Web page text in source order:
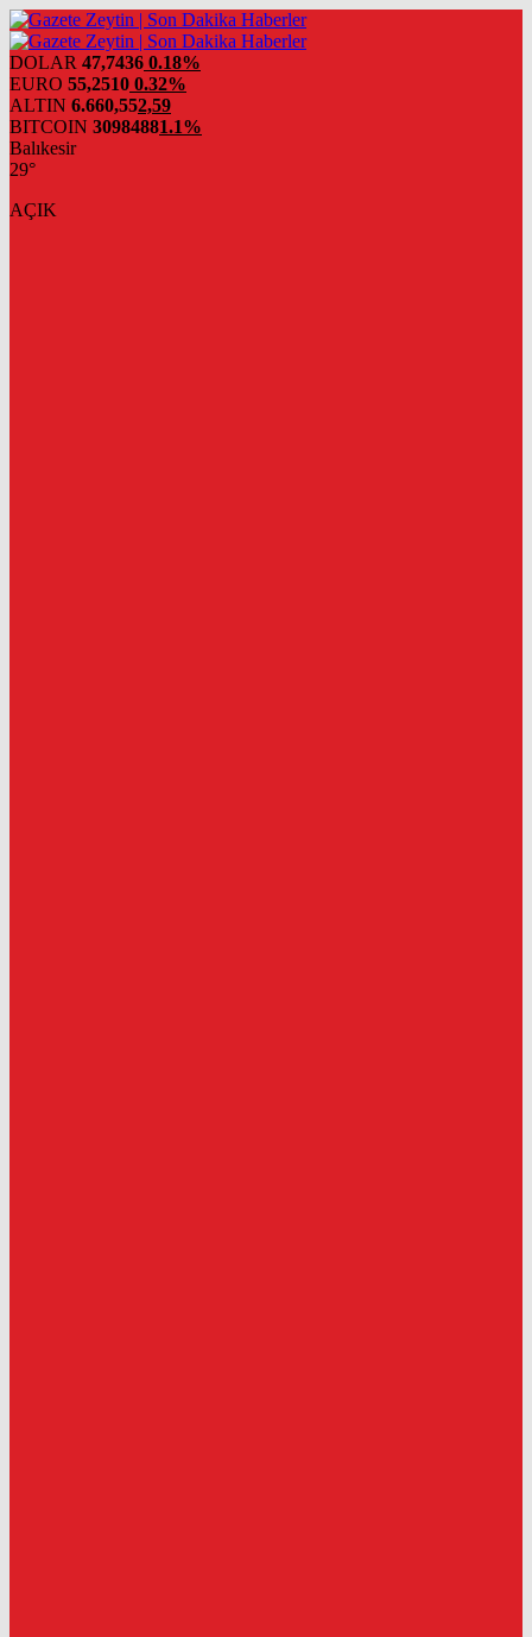
DOLAR 47,7436 0.18%
EURO 55,2510 0.32%
ALTIN 6.660,552,59
BITCOIN 30984881.1%
Balıkesir
29°
AÇIK